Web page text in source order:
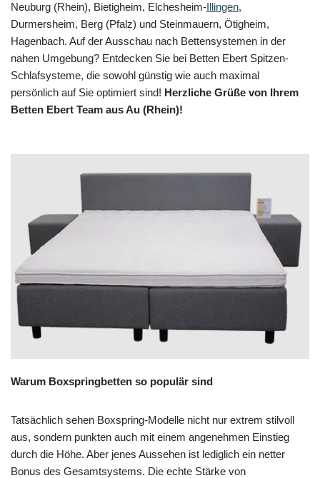
Neuburg (Rhein), Bietigheim, Elchesheim-Illingen,
Durmersheim, Berg (Pfalz) und Steinmauern, Ötigheim,
Hagenbach. Auf der Ausschau nach Bettensystemen in der
nahen Umgebung? Entdecken Sie bei Betten Ebert Spitzen-
Schlafsysteme, die sowohl günstig wie auch maximal
persönlich auf Sie optimiert sind! Herzliche Grüße von Ihrem
Betten Ebert Team aus Au (Rhein)!
Warum Boxspringbetten so populär sind
Tatsächlich sehen Boxspring-Modelle nicht nur extrem stilvoll
aus, sondern punkten auch mit einem angenehmen Einstieg
durch die Höhe. Aber jenes Aussehen ist lediglich ein netter
Bonus des Gesamtsystems. Die echte Stärke von